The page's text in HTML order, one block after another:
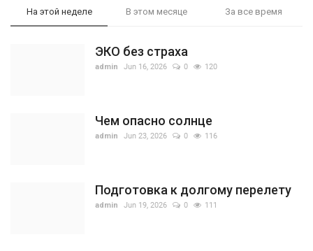
На этой неделе В этом месяце За все время
ЭКО без страха
admin Jun 16, 2026 0 120
Чем опасно солнце
admin Jun 23, 2026 0 116
Подготовка к долгому перелету
admin Jun 19, 2026 0 111